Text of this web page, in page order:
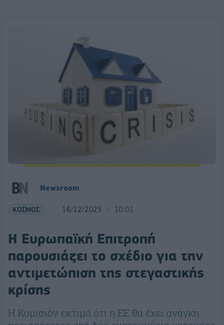
Newsroom
ΚΟΣΜΟΣ 16/12/2025 10:01
Η Ευρωπαϊκή Επιτροπή
παρουσιάζει το σχέδιο για την
αντιμετώπιση της στεγαστικής
κρίσης
Η Κομισιόν εκτιμά ότι η ΕΕ θα έχει ανάγκη